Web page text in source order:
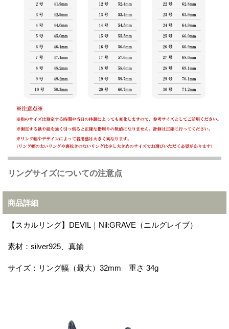
リングサイズについての注意点
商品詳細
【スカルリング】DEVIL｜Nil:GRAVE（ニルグレイブ）
素材：silver925、真鍮
サイズ：リング幅（最大）32mm 重さ 34g